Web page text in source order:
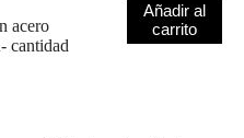
acero
cantidad
Añadir al
carrito